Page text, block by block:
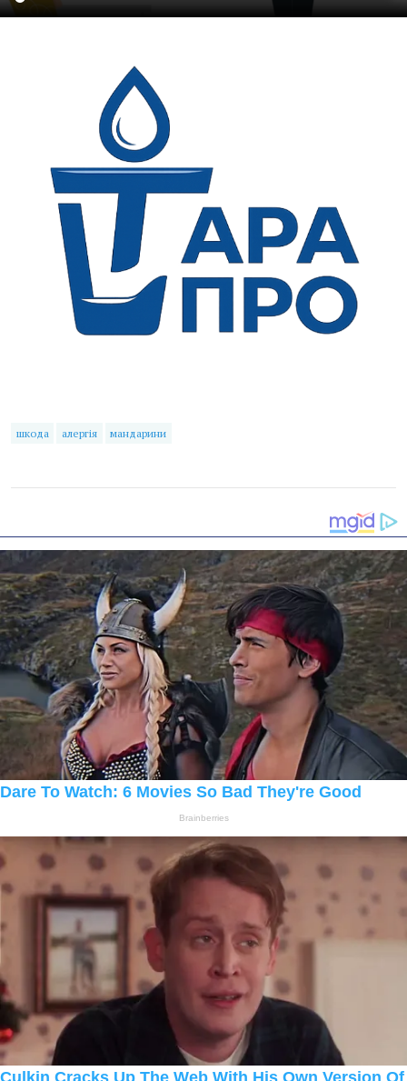
шкода алергія мандарини